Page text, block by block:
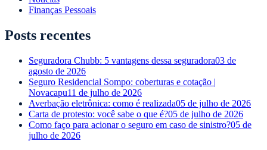
Finanças Pessoais
Posts recentes
Seguradora Chubb: 5 vantagens dessa seguradora03 de
agosto de 2026
Seguro Residencial Sompo: coberturas e cotação |
Novacapu11 de julho de 2026
Averbação eletrônica: como é realizada05 de julho de 2026
Carta de protesto: você sabe o que é?05 de julho de 2026
Como faço para acionar o seguro em caso de sinistro?05 de
julho de 2026